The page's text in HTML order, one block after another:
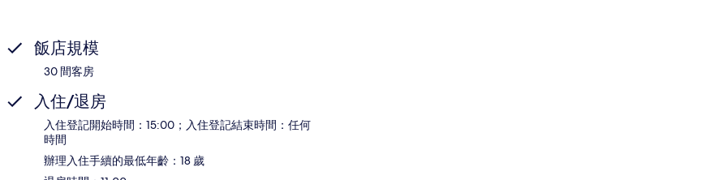
飯店規模
30 間客房
入住/退房
入住登記開始時間：15:00；入住登記結束時間：任何
時間
辦理入住手續的最低年齡：18 歲